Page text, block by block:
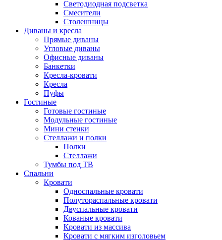
Светодиодная подсветка
Смесители
Столешницы
Диваны и кресла
Прямые диваны
Угловые диваны
Офисные диваны
Банкетки
Кресла-кровати
Кресла
Пуфы
Гостиные
Готовые гостиные
Модульные гостиные
Мини стенки
Стеллажи и полки
Полки
Стеллажи
Тумбы под ТВ
Спальни
Кровати
Односпальные кровати
Полутораспальные кровати
Двуспальные кровати
Кованые кровати
Кровати из массива
Кровати с мягким изголовьем